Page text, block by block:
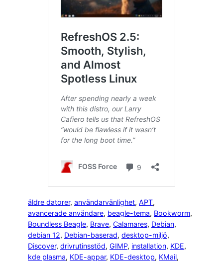
äldre datorer, användarvänlighet, APT
avancerade användare, beagle-tema, Bookworm
Boundless Beagle, Brave, Calamares, Debian
debian 12, Debian-baserad, desktop-miljö
Discover, drivrutinsstöd, GIMP, installation, KDE
kde plasma, KDE-appar, KDE-desktop, KMail